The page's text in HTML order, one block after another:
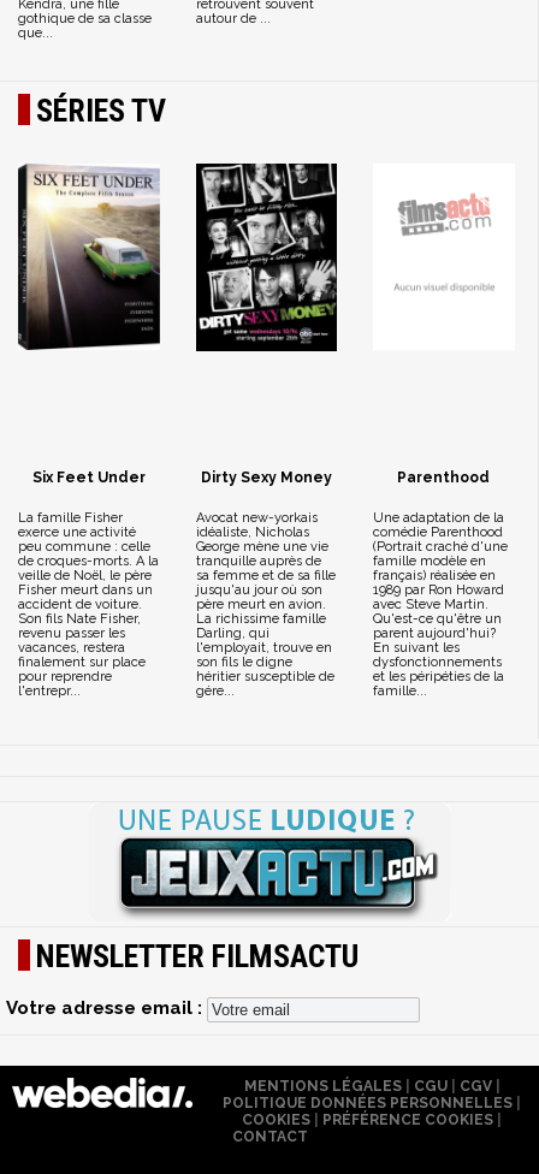
Kendra, une fille
gothique de sa classe
que...
retrouvent souvent
autour de ...
SÉRIES TV
Six Feet Under
La famille Fisher
exerce une activité
peu commune : celle
de croques-morts. A la
veille de Noël, le père
Fisher meurt dans un
accident de voiture.
Son fils Nate Fisher,
revenu passer les
vacances, restera
finalement sur place
pour reprendre
l'entrepr...
Dirty Sexy Money
Avocat new-yorkais
idéaliste, Nicholas
George mène une vie
tranquille auprès de
sa femme et de sa fille
jusqu'au jour où son
père meurt en avion.
La richissime famille
Darling, qui
l'employait, trouve en
son fils le digne
héritier susceptible de
gére...
Parenthood
Une adaptation de la
comédie Parenthood
(Portrait craché d'une
famille modèle en
français) réalisée en
1989 par Ron Howard
avec Steve Martin.
Qu'est-ce qu'être un
parent aujourd'hui?
En suivant les
dysfonctionnements
et les péripéties de la
famille...
NEWSLETTER FILMSACTU
Votre adresse email :
MENTIONS LÉGALES| CGU| CGV|
POLITIQUE DONNÉES PERSONNELLES
COOKIES
PRÉFÉRENCE COOKIES
CONTACT